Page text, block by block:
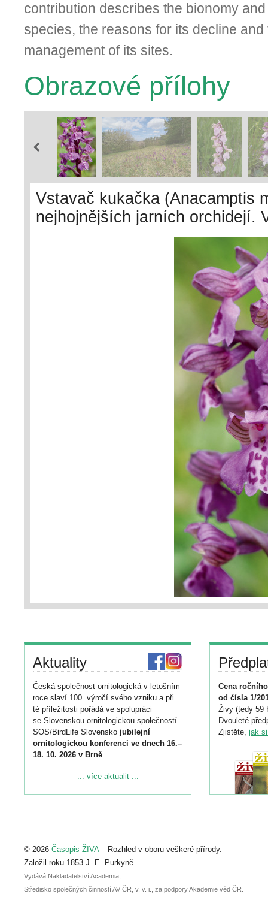
contribution describes the bionomy
species, the reasons for its decline and
management of its sites.
Obrazové přílohy
Vstavač kukačka (Anacamptis
nejhojnějších jarních orchidejí.
průběhu druhé poloviny 20.
ohrožené druhy a v
ohrožené přírody. Foto D.
Aktuality
Česká společnost ornitologická v letošním
roce slaví 100. výročí svého vzniku a při
té příležitosti pořádá ve spolupráci
se Slovenskou ornitologickou společností
SOS/BirdLife Slovensko jubilejní
ornitologickou konferenci ve dnech 16.–
18. 10. 2026 v Brně.
Podrobnější informace ke konferenci
Registrovat se můžete do 6. září.
abstraktu přihlášené přednášky nebo
posteru je už 30. června.
... více aktualit ...
Cena
od čísla 1/
Živy (tedy 59
Dvouleté
Zjistěte, jak
© 2026 Časopis ŽIVA– Rozhled v oboru veškeré přírody.
Založil roku 1853 J. E. Purkyně.
Vydává Nakladatelství Academia,
Středisko společných činností AV ČR, v. v. i., za podpory Akademie věd ČR.